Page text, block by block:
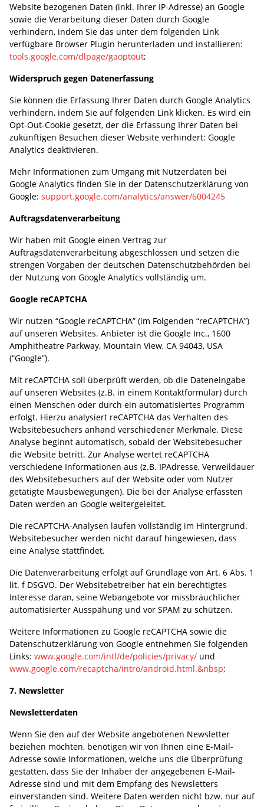
Website bezogenen Daten (inkl. Ihrer IP-Adresse) an Google
sowie die Verarbeitung dieser Daten durch Google
verhindern, indem Sie das unter dem folgenden Link
verfügbare Browser Plugin herunterladen und installieren:
tools.google.com/dlpage/gaoptout;
Widerspruch gegen Datenerfassung
Sie können die Erfassung Ihrer Daten durch Google Analytics
verhindern, indem Sie auf folgenden Link klicken. Es wird ein
Opt-Out-Cookie gesetzt, der die Erfassung Ihrer Daten bei
zukünftigen Besuchen dieser Website verhindert: Google
Analytics deaktivieren.
Mehr Informationen zum Umgang mit Nutzerdaten bei
Google Analytics finden Sie in der Datenschutzerklärung von
Google: support.google.com/analytics/answer/6004245
Auftragsdatenverarbeitung
Wir haben mit Google einen Vertrag zur
Auftragsdatenverarbeitung abgeschlossen und setzen die
strengen Vorgaben der deutschen Datenschutzbehörden bei
der Nutzung von Google Analytics vollständig um.
Google reCAPTCHA
Wir nutzen “Google reCAPTCHA” (im Folgenden “reCAPTCHA”)
auf unseren Websites. Anbieter ist die Google Inc., 1600
Amphitheatre Parkway, Mountain View, CA 94043, USA
(“Google”).
Mit reCAPTCHA soll überprüft werden, ob die Dateneingabe
auf unseren Websites (z.B. in einem Kontaktformular) durch
einen Menschen oder durch ein automatisiertes Programm
erfolgt. Hierzu analysiert reCAPTCHA das Verhalten des
Websitebesuchers anhand verschiedener Merkmale. Diese
Analyse beginnt automatisch, sobald der Websitebesucher
die Website betritt. Zur Analyse wertet reCAPTCHA
verschiedene Informationen aus (z.B. IPAdresse, Verweildauer
des Websitebesuchers auf der Website oder vom Nutzer
getätigte Mausbewegungen). Die bei der Analyse erfassten
Daten werden an Google weitergeleitet.
Die reCAPTCHA-Analysen laufen vollständig im Hintergrund.
Websitebesucher werden nicht darauf hingewiesen, dass
eine Analyse stattfindet.
Die Datenverarbeitung erfolgt auf Grundlage von Art. 6 Abs. 1
lit. f DSGVO. Der Websitebetreiber hat ein berechtigtes
Interesse daran, seine Webangebote vor missbräuchlicher
automatisierter Ausspähung und vor SPAM zu schützen.
Weitere Informationen zu Google reCAPTCHA sowie die
Datenschutzerklärung von Google entnehmen Sie folgenden
Links: www.google.com/intl/de/policies/privacy/ und
www.google.com/recaptcha/intro/android.html.&nbsp;
7. Newsletter
Newsletterdaten
Wenn Sie den auf der Website angebotenen Newsletter
beziehen möchten, benötigen wir von Ihnen eine E-Mail-
Adresse sowie Informationen, welche uns die Überprüfung
gestatten, dass Sie der Inhaber der angegebenen E-Mail-
Adresse sind und mit dem Empfang des Newsletters
einverstanden sind. Weitere Daten werden nicht bzw. nur auf